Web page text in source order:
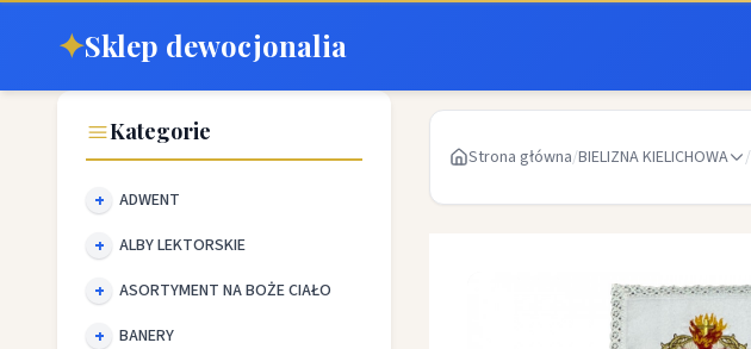
✦Sklep dewocjonalia
Kategorie
ADWENT
ALBY LEKTORSKIE
ASORTYMENT NA BOŻE CIAŁO
BANERY
Strona główna/BIELIZNA KIELICHOWA /